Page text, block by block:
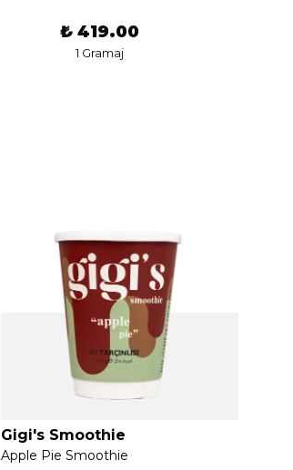
₺ 419.00
1 Gramaj
Gigi's Smoothie
Apple Pie Smoothie